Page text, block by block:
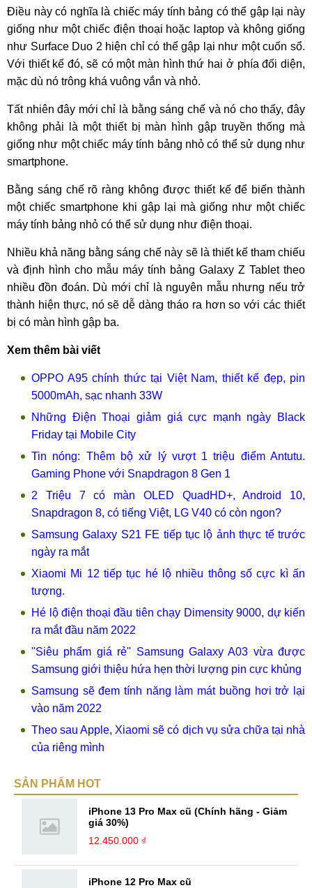
Điều này có nghĩa là chiếc máy tính bảng có thể gập lại này
giống như một chiếc điện thoại hoặc laptop và không giống
như Surface Duo 2 hiện chỉ có thể gập lại như một cuốn sổ.
Với thiết kế đó, sẽ có một màn hình thứ hai ở phía đối diện,
mặc dù nó trông khá vuông vắn và nhỏ.
Tất nhiên đây mới chỉ là bằng sáng chế và nó cho thấy, đây
không phải là một thiết bị màn hình gập truyền thống mà
giống như một chiếc máy tính bảng nhỏ có thể sử dụng như
smartphone.
Bằng sáng chế rõ ràng không được thiết kế để biến thành
một chiếc smartphone khi gập lại mà giống như một chiếc
máy tính bảng nhỏ có thể sử dụng như điện thoại.
Nhiều khả năng bằng sáng chế này sẽ là thiết kế tham chiếu
và định hình cho mẫu máy tính bảng Galaxy Z Tablet theo
nhiều đồn đoán. Dù mới chỉ là nguyên mẫu nhưng nếu trở
thành hiện thực, nó sẽ dễ dàng tháo ra hơn so với các thiết
bị có màn hình gập ba.
Xem thêm bài viết
OPPO A95 chính thức tại Việt Nam, thiết kế đẹp, pin
5000mAh, sạc nhanh 33W
Những Điện Thoại giảm giá cực mạnh ngày Black
Friday tại Mobile City
Tin nóng: Thêm bộ xử lý vượt 1 triệu điểm Antutu.
Gaming Phone với Snapdragon 8 Gen 1
2 Triệu 7 có màn OLED QuadHD+, Android 10,
Snapdragon 8, có tiếng Việt, LG V40 có còn ngon?
Samsung Galaxy S21 FE tiếp tục lộ ảnh thực tế trước
ngày ra mắt
Xiaomi Mi 12 tiếp tục hé lộ nhiều thông số cực kì ấn
tượng.
Hé lộ điện thoại đầu tiên chạy Dimensity 9000, dự kiến
ra mắt đầu năm 2022
''Siêu phẩm giá rẻ'' Samsung Galaxy A03 vừa được
Samsung giới thiệu hứa hẹn thời lượng pin cực khủng
Samsung sẽ đem tính năng làm mát buồng hơi trở lại
vào năm 2022
Theo sau Apple, Xiaomi sẽ có dịch vụ sửa chữa tại nhà
của riêng mình
SẢN PHẨM HOT
iPhone 13 Pro Max cũ (Chính hãng - Giảm
giá 30%)
12.450.000 ₫
iPhone 12 Pro Max cũ